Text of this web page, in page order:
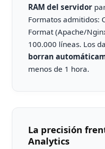
RAM del servidor
Formatos admitidos:
Format (Apache/
100.000 líneas. Los
borran
menos de 1 hora.
La precisión
Analytics